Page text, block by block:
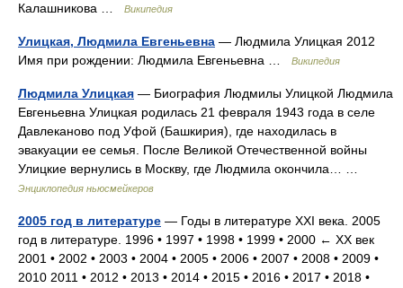
Калашникова …
Википедия
Улицкая, Людмила Евгеньевна — Людмила Улицкая 2012
Имя при рождении: Людмила Евгеньевна …
Википедия
Людмила Улицкая — Биография Людмилы Улицкой Людмила
Евгеньевна Улицкая родилась 21 февраля 1943 года в селе
Давлеканово под Уфой (Башкирия), где находилась в
эвакуации ее семья. После Великой Отечественной войны
Улицкие вернулись в Москву, где Людмила окончила… …
Энциклопедия ньюсмейкеров
2005 год в литературе — Годы в литературе XXI века. 2005
год в литературе. 1996 • 1997 • 1998 • 1999 • 2000 ← XX век
2001 • 2002 • 2003 • 2004 • 2005 • 2006 • 2007 • 2008 • 2009 •
2010 2011 • 2012 • 2013 • 2014 • 2015 • 2016 • 2017 • 2018 •